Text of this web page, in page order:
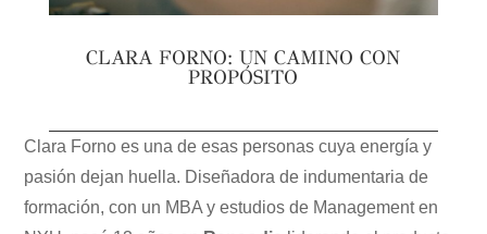
CLARA FORNO: UN CAMINO CON
PROPÓSITO
Clara Forno es una de esas personas cuya energía y
pasión dejan huella. Diseñadora de indumentaria de
formación, con un MBA y estudios de Management en